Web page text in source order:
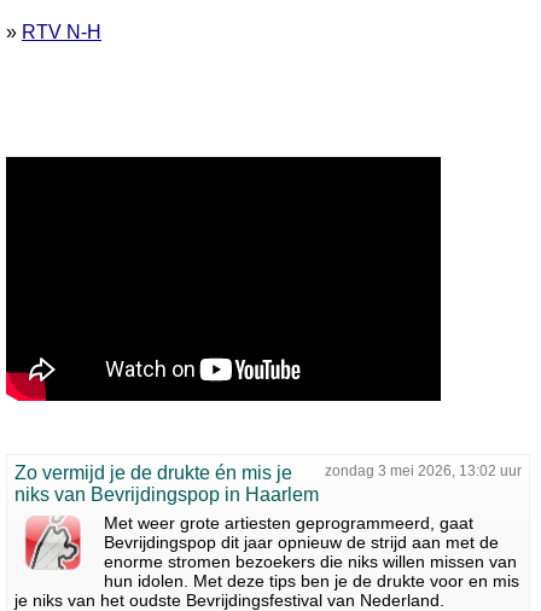
» RTV N-H
zondag 3 mei 2026, 13:02 uur
Zo vermijd je de drukte én mis je
niks van Bevrijdingspop in Haarlem
Met weer grote artiesten geprogrammeerd, gaat
Bevrijdingspop dit jaar opnieuw de strijd aan met de
enorme stromen bezoekers die niks willen missen van
hun idolen. Met deze tips ben je de drukte voor en mis
je niks van het oudste Bevrijdingsfestival van Nederland.